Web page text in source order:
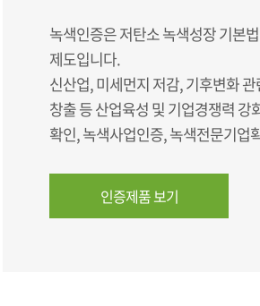
녹색인증은 저탄소 녹색성장 기본
제도입니다.
신산업, 미세먼지 저감, 기후변화
창출 등 산업육성 및 기업경쟁력
확인, 녹색사업인증, 녹색전문기업
인증제품 보기